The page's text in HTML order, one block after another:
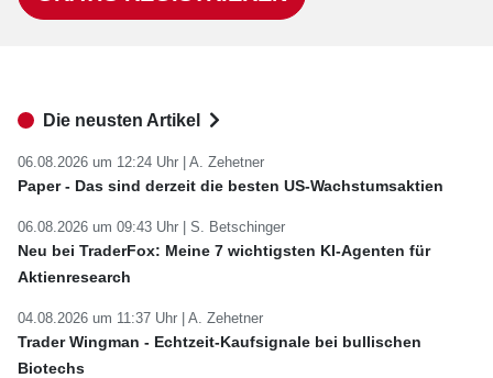
Die neusten Artikel
06.08.2026 um 12:24 Uhr | A. Zehetner
Paper - Das sind derzeit die besten US-Wachstumsaktien
06.08.2026 um 09:43 Uhr | S. Betschinger
Neu bei TraderFox: Meine 7 wichtigsten KI-Agenten für
Aktienresearch
04.08.2026 um 11:37 Uhr | A. Zehetner
Trader Wingman - Echtzeit-Kaufsignale bei bullischen
Biotechs